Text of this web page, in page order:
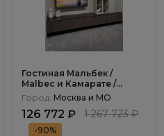
Гостиная Мальбек /
Malbec и Камарате /
Camarate
Город: Москва и МО
126 772 ₽ 1 267 723 ₽
-90%